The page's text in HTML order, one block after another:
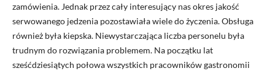
zamówienia. Jednak przez cały interesujący nas okres jakość
serwowanego jedzenia pozostawiała wiele do życzenia. Obsługa
również była kiepska. Niewystarczająca liczba personelu była
trudnym do rozwiązania problemem. Na początku lat
sześćdziesiątych połowa wszystkich pracowników gastronomii